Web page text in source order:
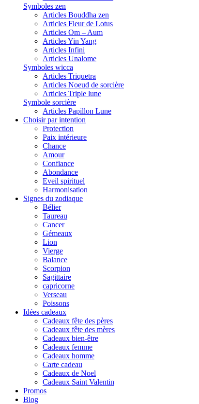
Symboles zen
Articles Bouddha zen
Articles Fleur de Lotus
Articles Om – Aum
Articles Yin Yang
Articles Infini
Articles Unalome
Symboles wicca
Articles Triquetra
Articles Noeud de sorcière
Articles Triple lune
Symbole sorcière
Articles Papillon Lune
Choisir par intention
Protection
Paix intérieure
Chance
Amour
Confiance
Abondance
Eveil spirituel
Harmonisation
Signes du zodiaque
Bélier
Taureau
Cancer
Gémeaux
Lion
Vierge
Balance
Scorpion
Sagittaire
capricorne
Verseau
Poissons
Idées cadeaux
Cadeaux fête des pères
Cadeaux fête des mères
Cadeaux bien-être
Cadeaux femme
Cadeaux homme
Carte cadeau
Cadeaux de Noel
Cadeaux Saint Valentin
Promos
Blog